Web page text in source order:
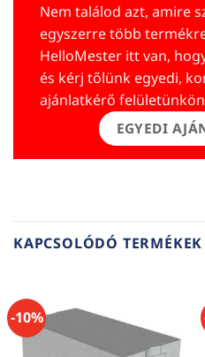
Nem találod azt, amire
egyszerre több
HelloMester itt van,
és kérj tőlünk egyedi,
ajánlatkérő
EGYEDI
KAPCSOLÓDÓ TERMÉKEK
-10%